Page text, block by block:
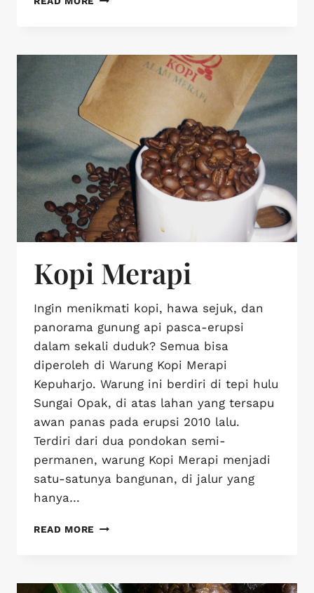
Kopi Merapi
Ingin menikmati kopi, hawa sejuk, dan
panorama gunung api pasca-erupsi
dalam sekali duduk? Semua bisa
diperoleh di Warung Kopi Merapi
Kepuharjo. Warung ini berdiri di tepi hulu
Sungai Opak, di atas lahan yang tersapu
awan panas pada erupsi 2010 lalu.
Terdiri dari dua pondokan semi-
permanen, warung Kopi Merapi menjadi
satu-satunya bangunan, di jalur yang
hanya…
READ MORE